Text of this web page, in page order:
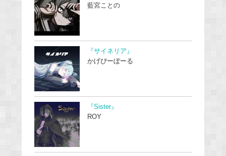
藍宮ことの
『サイネリア』
かげぴーぼーる
『Sister』
ROY